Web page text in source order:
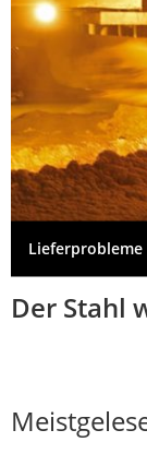
Lieferprobleme
Der Stahl